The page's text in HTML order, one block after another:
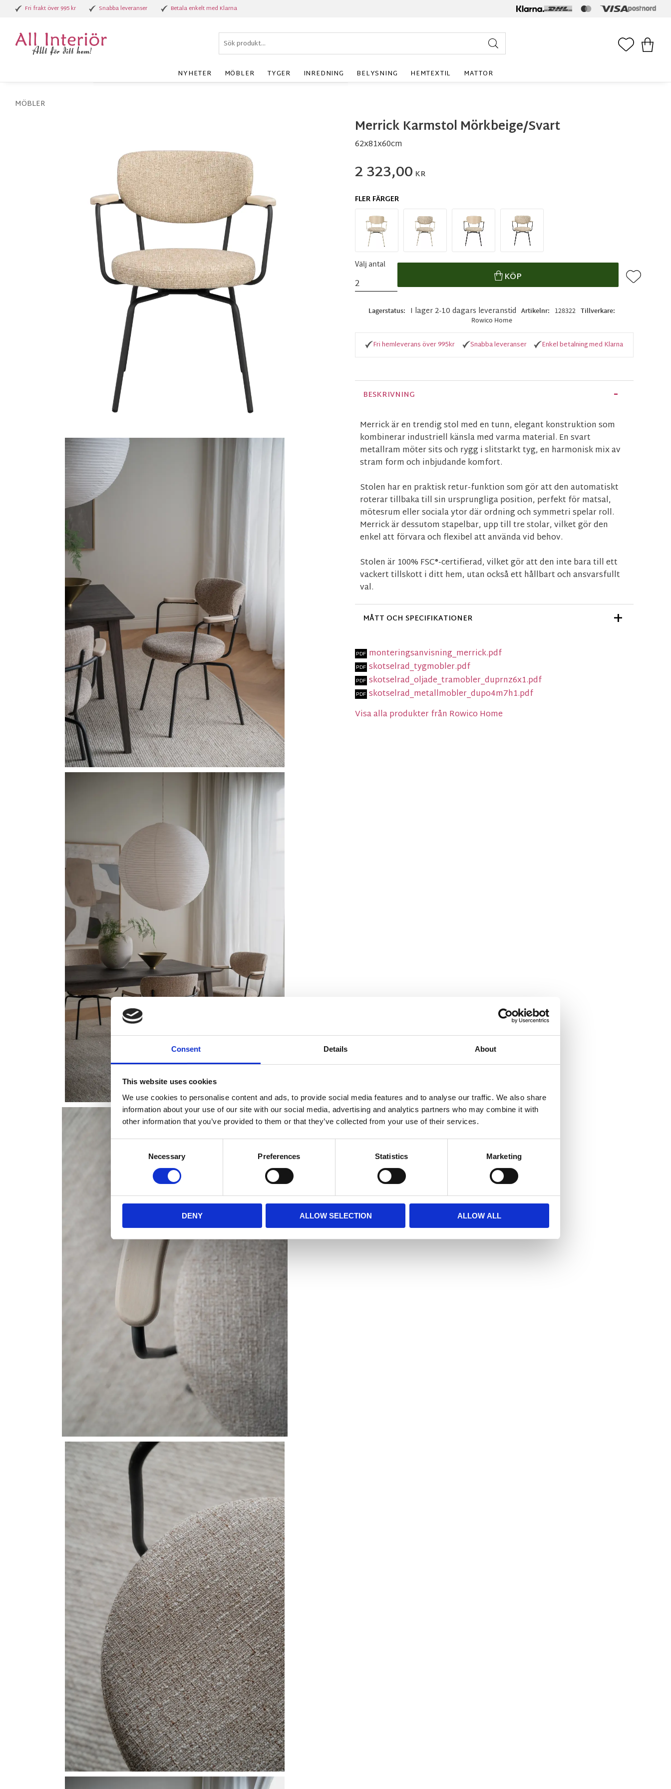
Consent Details About
This website uses cookies
We use cookies to personalise content and ads, to provide social media features and to analyse our traffic. We also share
information about your use of our site with our social media, advertising and analytics partners who may combine it with
other information that you’ve provided to them or that they’ve collected from your use of their services.
Necessary Preferences Statistics Marketing
DENY ALLOW SELECTION ALLOW ALL
Fri frakt över 995 kr Snabba leveranser Betala enkelt med Klarna
NYHETER MÖBLER TYGER INREDNING BELYSNING HEMTEXTIL MATTOR
MÖBLER
Merrick Karmstol Mörkbeige/Svart
62x81x60cm
2 323,00 KR
FLER FÄRGER
Välj antal
KÖP Lägg till i
Lagerstatus I lager 2-10 dagars leveranstid Artikelnr 128322 Tillverkare
Rowico Home
Fri hemleverans över 995kr Snabba leveranser Enkel betalning med Klarna
BESKRIVNING
Merrick är en trendig stol med en tunn, elegant konstruktion som
kombinerar industriell känsla med varma material. En svart
metallram möter sits och rygg i slitstarkt tyg, en harmonisk mix av
stram form och inbjudande komfort.
Stolen har en praktisk retur-funktion som gör att den automatiskt
roterar tillbaka till sin ursprungliga position, perfekt för matsal,
mötesrum eller sociala ytor där ordning och symmetri spelar roll.
Merrick är dessutom stapelbar, upp till tre stolar, vilket gör den
enkel att förvara och flexibel att använda vid behov.
Stolen är 100% FSC®-certifierad, vilket gör att den inte bara till ett
vackert tillskott i ditt hem, utan också ett hållbart och ansvarsfullt
val.
MÅTT OCH SPECIFIKATIONER
monteringsanvisning_merrick.pdf
skotselrad_tygmobler.pdf
skotselrad_oljade_tramobler_duprnz6x1.pdf
skotselrad_metallmobler_dupo4m7h1.pdf
Visa alla produkter från Rowico Home